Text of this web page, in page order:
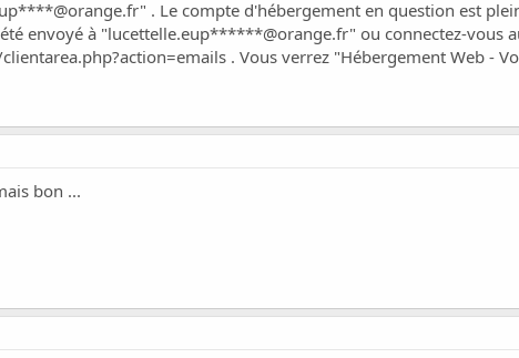
. Le compte d'hébergement en question est
envoyé à "lucettelle.eup******@orange.fr" ou connectez-vous
. Vous verrez "Hébergement Web -
bon ...